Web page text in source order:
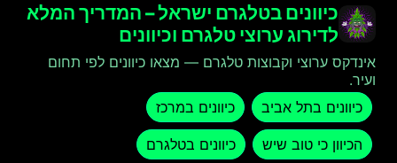
כיוונים בטלגרם ישראל – המדריך המלא
לדירוג ערוצי טלגרם וכיוונים
אינדקס ערוצי וקבוצות טלגרם — מצאו כיוונים לפי תחום
ועיר.
כיוונים בתל אביב
כיוונים במרכז
הכיוון כי טוב שיש כיוונים בטלגרם